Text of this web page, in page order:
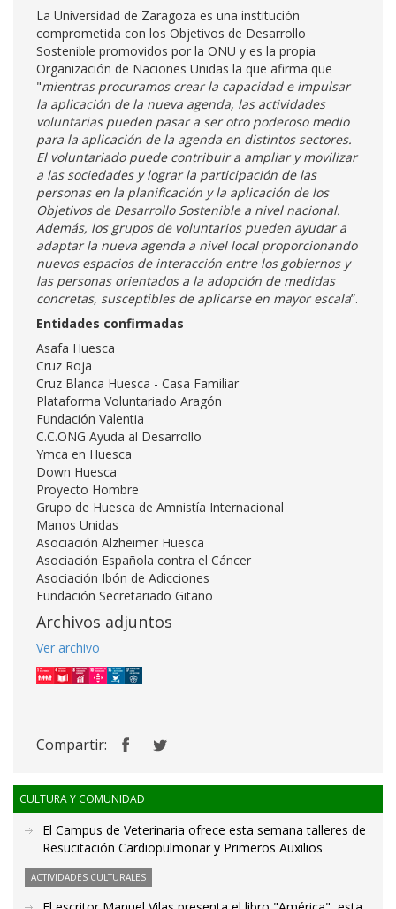
La Universidad de Zaragoza es una institución
comprometida con los Objetivos de Desarrollo
Sostenible promovidos por la ONU y es la propia
Organización de Naciones Unidas la que afirma que
"mientras procuramos crear la capacidad e impulsar
la aplicación de la nueva agenda, las actividades
voluntarias pueden pasar a ser otro poderoso medio
para la aplicación de la agenda en distintos sectores.
El voluntariado puede contribuir a ampliar y movilizar
a las sociedades y lograr la participación de las
personas en la planificación y la aplicación de los
Objetivos de Desarrollo Sostenible a nivel nacional.
Además, los grupos de voluntarios pueden ayudar a
adaptar la nueva agenda a nivel local proporcionando
nuevos espacios de interacción entre los gobiernos y
las personas orientados a la adopción de medidas
concretas, susceptibles de aplicarse en mayor escala”.
Entidades confirmadas
Asafa Huesca
Cruz Roja
Cruz Blanca Huesca - Casa Familiar
Plataforma Voluntariado Aragón
Fundación Valentia
C.C.ONG Ayuda al Desarrollo
Ymca en Huesca
Down Huesca
Proyecto Hombre
Grupo de Huesca de Amnistía Internacional
Manos Unidas
Asociación Alzheimer Huesca
Asociación Española contra el Cáncer
Asociación Ibón de Adicciones
Fundación Secretariado Gitano
Archivos adjuntos
Ver archivo
Compartir:
CULTURA Y COMUNIDAD
El Campus de Veterinaria ofrece esta semana talleres de
Resucitación Cardiopulmonar y Primeros Auxilios
ACTIVIDADES CULTURALES